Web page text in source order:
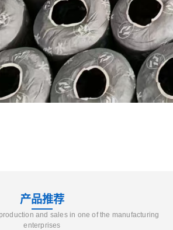
产品推荐
and sales in one of the manufacturing
enterprises